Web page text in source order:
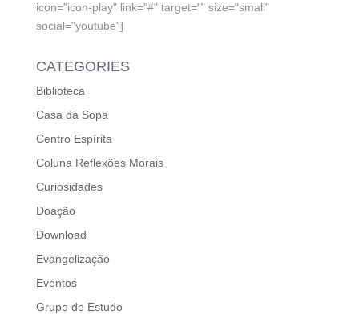
icon="icon-play" link="#" target="" size="small"
social="youtube"]
CATEGORIES
Biblioteca
Casa da Sopa
Centro Espírita
Coluna Reflexões Morais
Curiosidades
Doação
Download
Evangelização
Eventos
Grupo de Estudo